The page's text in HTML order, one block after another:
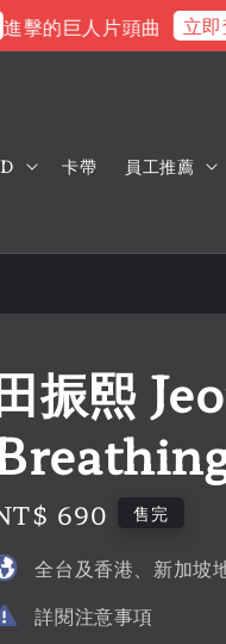
的巨人片頭曲 立即查
卡帶 員工推薦
振熙
690 售完
全台及香港、新加坡
詳閱注意事項